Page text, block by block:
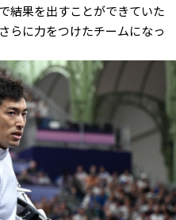
結果を出すことができていた
らに力をつけたチームになっ